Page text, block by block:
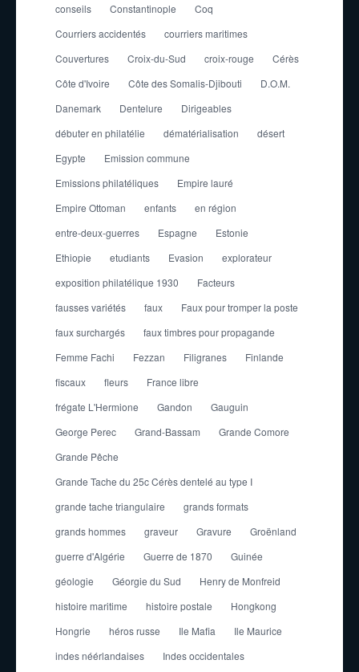
conseils
Constantinople
Coq
Courriers accidentés
courriers maritimes
Couvertures
Croix-du-Sud croix-rouge
Cérès
Côte d'Ivoire
Côte des Somalis-Djibouti
D.O.M.
Danemark
Dentelure
Dirigeables
débuter en philatélie
dématérialisation
désert
Egypte
Emission commune
Emissions philatéliques
Empire lauré
Empire Ottoman
enfants
en région
entre-deux-guerres
Espagne
Estonie
Ethiopie
etudiants Evasion
explorateur
exposition philatélique 1930
Facteurs
fausses variétés
faux
Faux pour tromper la poste
faux surchargés
faux timbres pour propagande
Femme Fachi
Fezzan Filigranes
Finlande
fiscaux
fleurs
France libre
frégate L'Hermione
Gandon
Gauguin
George Perec
Grand-Bassam
Grande Comore
Grande Pêche
Grande Tache du 25c Cérès dentelé au type I
grande tache triangulaire
grands formats
grands hommes
graveur Gravure
Groënland
guerre d'Algérie
Guerre de 1870
Guinée
géologie
Géorgie du Sud
Henry de Monfreid
histoire maritime
histoire postale
Hongkong
Hongrie
héros russe Ile Mafia
Ile Maurice
indes néérlandaises
Indes occidentales